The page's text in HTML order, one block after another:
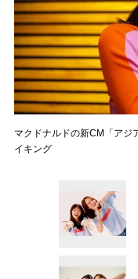
マクドナルドの新CM「アジ
イキング